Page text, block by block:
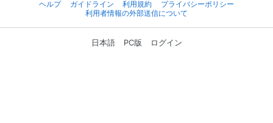
ヘルプ
ガイドライン 利用規約
プライバシーポリシー
利用者情報の外部送信について
日本語 PC版 ログイン